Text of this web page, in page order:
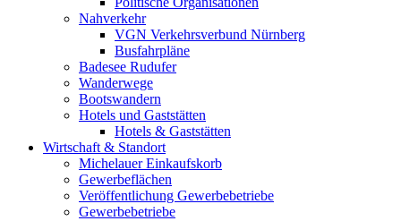
Nahverkehr
VGN Verkehrsverbund Nürnberg
Busfahrpläne
Badesee Rudufer
Wanderwege
Bootswandern
Hotels und Gaststätten
Hotels & Gaststätten
Wirtschaft & Standort
Michelauer Einkaufskorb
Gewerbeflächen
Veröffentlichung Gewerbebetriebe
Gewerbebetriebe